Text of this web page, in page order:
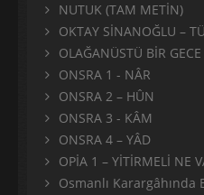
NUTUK (TAM METİN)
OKTAY SİNANOĞLU –
OLAĞANÜSTÜ BİR GECE
ONSRA 1 - NÂR
ONSRA 2 – HÛN
ONSRA 3 - KÂM
ONSRA 4 – YÂD
OPİA 1 – YİTİRMELİ NE
Osmanlı Karargâhında